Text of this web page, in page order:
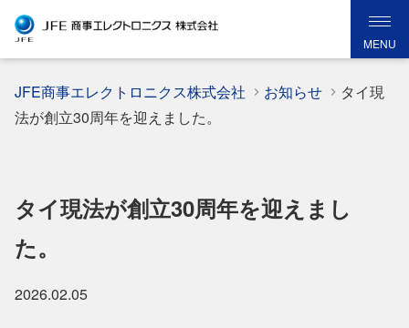
MENU
JFE商事エレクトロニクス株式会社 お知らせ
タイ現
法が創立30周年を迎えました。
タイ現法が創立30周年を迎えまし
た。
2026.02.05